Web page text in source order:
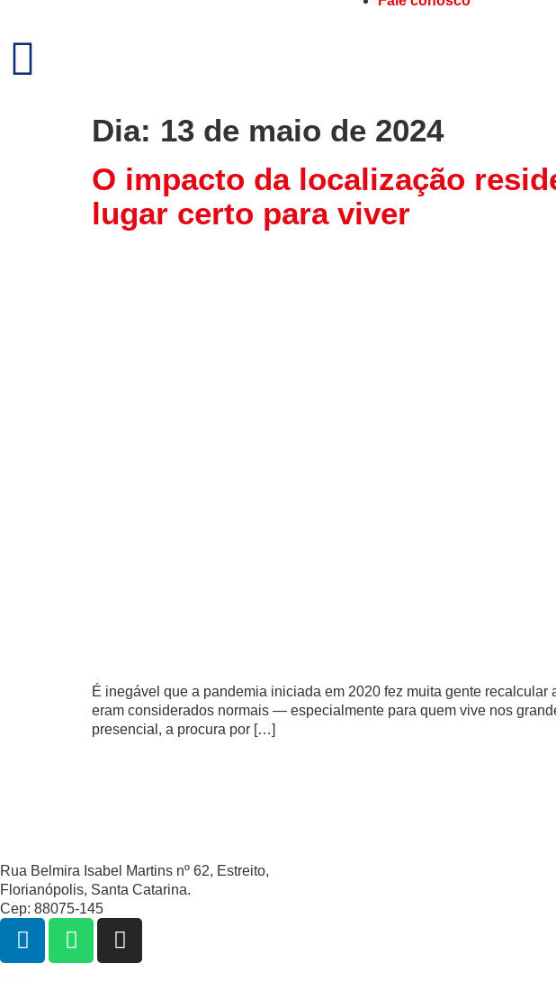
Dia: 13 de maio de 2024
O impacto da localização
lugar certo para viver
É inegável que a pandemia iniciada em 2020 fez muita gente
eram considerados normais ― especialmente para quem vive nos
presencial, a procura por […]
Rua Belmira Isabel Martins nº 62, Estreito,
Florianópolis, Santa Catarina.
Cep: 88075-145